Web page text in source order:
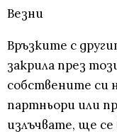
Везни
Връзките с
закрила през
собствените си
партньори или
излъчвате, ще се